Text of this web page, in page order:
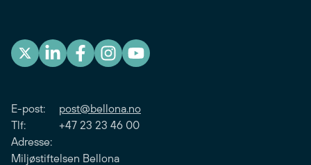
E-post: post@bellona.no
Tlf: +47 23 23 46 00
Adresse:
Miljøstiftelsen Bellona